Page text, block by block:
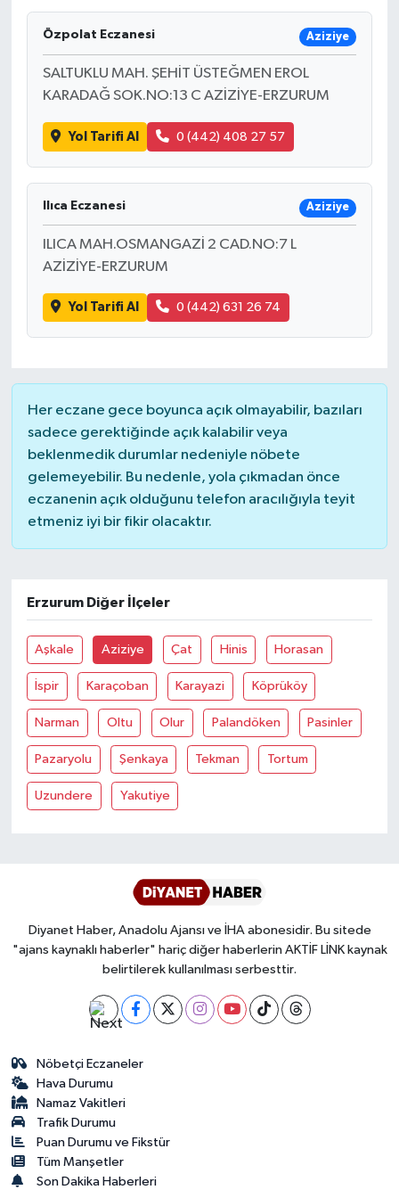
Özpolat Eczanesi Aziziye
SALTUKLU MAH. ŞEHİT ÜSTEĞMEN EROL
KARADAĞ SOK.NO:13 C AZİZİYE-ERZURUM
Yol Tarifi Al 0 (442) 408 27 57
Ilıca Eczanesi Aziziye
ILICA MAH.OSMANGAZİ 2 CAD.NO:7 L
AZİZİYE-ERZURUM
Yol Tarifi Al 0 (442) 631 26 74
Her eczane gece boyunca açık olmayabilir, bazıları
sadece gerektiğinde açık kalabilir veya
beklenmedik durumlar nedeniyle nöbete
gelemeyebilir. Bu nedenle, yola çıkmadan önce
eczanenin açık olduğunu telefon aracılığıyla teyit
etmeniz iyi bir fikir olacaktır.
Erzurum Diğer İlçeler
Aşkale Aziziye Çat Hinis Horasan
İspir Karaçoban Karayazi Köprüköy
Narman Oltu Olur Palandöken Pasinler
Pazaryolu Şenkaya Tekman Tortum
Uzundere Yakutiye
Diyanet Haber, Anadolu Ajansı ve İHA abonesidir. Bu sitede
"ajans kaynaklı haberler" hariç diğer haberlerin AKTİF LİNK kaynak
belirtilerek kullanılması serbesttir.
Nöbetçi Eczaneler
Hava Durumu
Namaz Vakitleri
Trafik Durumu
Puan Durumu ve Fikstür
Tüm Manşetler
Son Dakika Haberleri
Ardahan Müftülüğü
Artvin Müftülüğü
Aydın Müftülüğü
Balıkesir Müftülüğü
Bartın Müftülüğü
Batman Müftülüğü
Bayburt Müftülüğü
Bitlis Müftülüğü
Bolu Müftülüğü
Burdur Müftülüğü
Çanakkale Müftülüğü
Çankırı Müftülüğü
Çorum Müftülüğü
Denizli Müftülüğü
Diyarbakır Müftülüğü
Edirne Müftülüğü
Elazığ Müftülüğü
Erzurum Müftülüğü
Eskişehir Müftülüğü
Gaziantep Müftülüğü
Giresun Müftülüğü
Kudüs
Kurban
Mukabele
Peygamberimizin Hayatı
Ramazan
Sahabeler
Zekat
Hutbeler
DİYANET AKADEMİ
DİYANET GENÇLİK
DİYANET RADYO/TV
DEPREM
Dünya
Eğitim
Sağlık
Makaleler
Ekonomi
Podcast
Bilim, Teknoloji
Biyografiler
Diyanet TV
İhtida Haberleri